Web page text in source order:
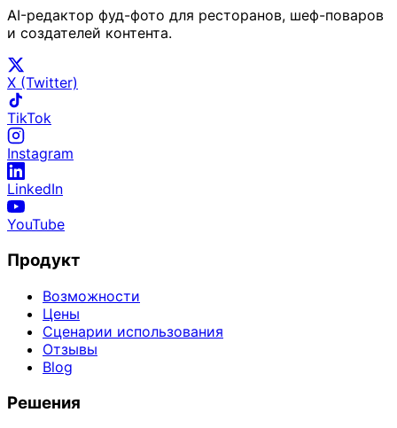
AI-редактор фуд-фото для ресторанов, шеф-поваров
и создателей контента.
X (Twitter)
TikTok
Instagram
LinkedIn
YouTube
Продукт
Возможности
Цены
Сценарии использования
Отзывы
Blog
Решения